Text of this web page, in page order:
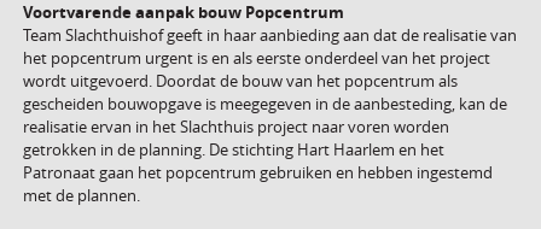
Voortvarende aanpak bouw Popcentrum
Team Slachthuishof geeft in haar aanbieding aan dat de realisatie van
het popcentrum urgent is en als eerste onderdeel van het project
wordt uitgevoerd. Doordat de bouw van het popcentrum als
gescheiden bouwopgave is meegegeven in de aanbesteding, kan de
realisatie ervan in het Slachthuis project naar voren worden
getrokken in de planning. De stichting Hart Haarlem en het
Patronaat gaan het popcentrum gebruiken en hebben ingestemd
met de plannen.